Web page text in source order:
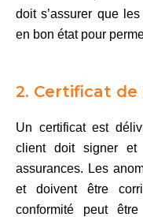
doit s’assurer que
en bon état pour
2. Certificat de
Un certificat est
client doit signer et
assurances. Les
et doivent être
conformité peut